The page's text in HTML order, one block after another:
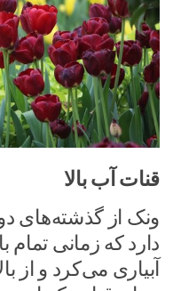
قنات آب بالا
ونک از گذشته‌های
دارد که زمانی تمام
آبیاری می‌کرد و